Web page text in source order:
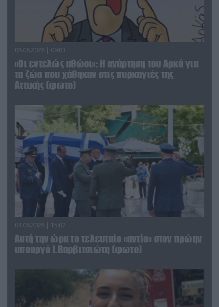
06.08.2026 | 09:03
«Οι εντελώς αθώοι»: Η ανάρτηση του Αρκά για
τα ζώα που χάθηκαν στις πυρκαγιές της
Αττικής (φωτο)
04.08.2026 | 15:02
Αυτή την ώρα το τελευταίο «αντίο» στον πρώην
υπουργό Ι.Βαρβιτσιώτη (φωτο)